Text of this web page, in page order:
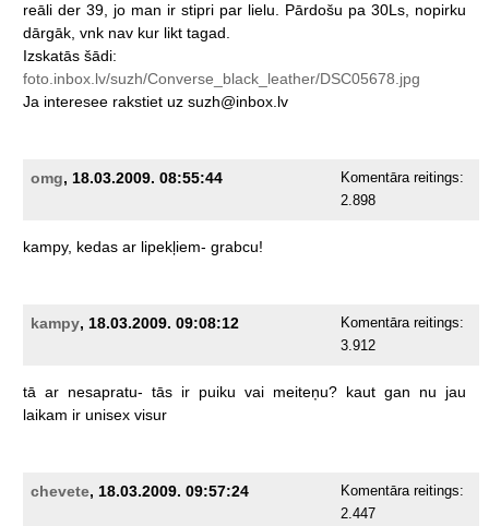
reāli der 39, jo man ir stipri par lielu. Pārdošu pa 30Ls,
nopirku
dārgāk, vnk nav kur likt tagad.
Izskatās šādi:
foto.inbox.lv/suzh/Converse_black_leather/DSC05678.jpg
Ja interesee rakstiet uz suzh@inbox.lv
omg, 18.03.2009. 08:55:44
Komentāra reitings:
2.898
kampy, kedas ar lipekļiem- grabcu!
kampy, 18.03.2009. 09:08:12
Komentāra reitings:
3.912
tā ar nesapratu- tās ir puiku vai meiteņu? kaut gan nu
jau
laikam ir unisex visur
chevete, 18.03.2009. 09:57:24
Komentāra reitings:
2.447